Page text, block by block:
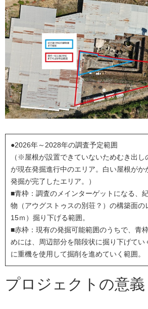
●2026年～2028年の調査予定範囲
（※屋根が設置できていないためむき出し
が現在発掘進行中のエリア。白い屋根がか
発掘が完了したエリア。）
■青枠：調査のメインターゲットになる、
物（アウグストゥスの別荘？）の構築面の
15ｍ）掘り下げる範囲。
■赤枠：現有の発掘可能範囲のうちで、青
めには、周辺部分を階段状に掘り下げてい
に重機を使用して掘削を進めていく範囲。
プロジェクトの意